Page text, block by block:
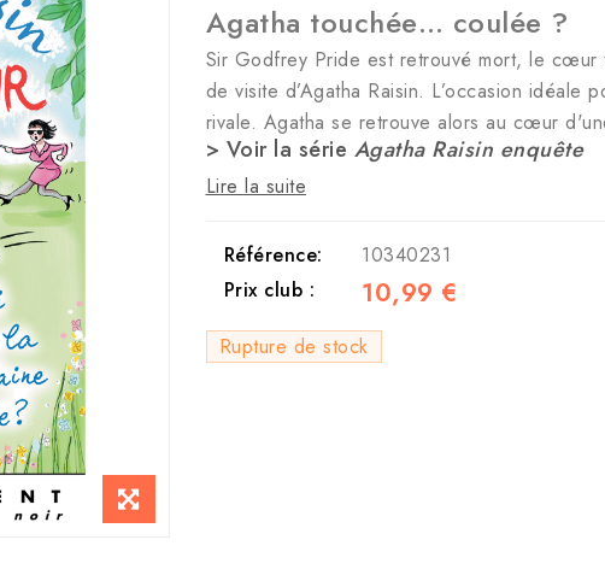
Agatha touchée… coulée ?
Sir Godfrey Pride est retrouvé mort, le cœur
de visite d’Agatha Raisin. L’occasion idéale
rivale. Agatha se retrouve alors au cœur
> Voir la série Agatha Raisin enquête
Lire la suite
Référence:
10340231
Prix club :
10,99 €
Rupture de stock